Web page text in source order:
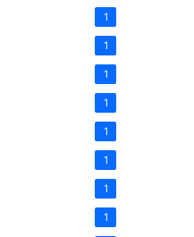
1
1
1
1
1
1
1
1